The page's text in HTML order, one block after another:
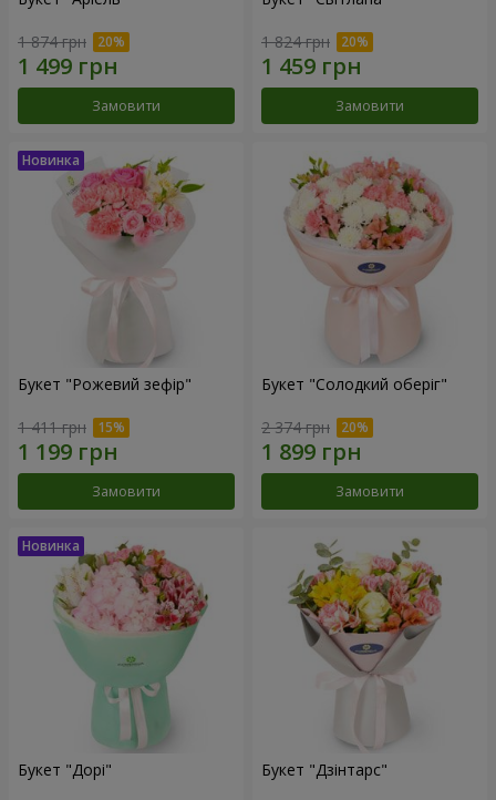
1 874 грн
Замовити
1 824 грн
Замовити
Букет "Рожевий зефір"
1 411 грн
Замовити
Букет "Солодкий оберіг"
2 374 грн
Замовити
Букет "Дорі" Букет "Дзінтарс"